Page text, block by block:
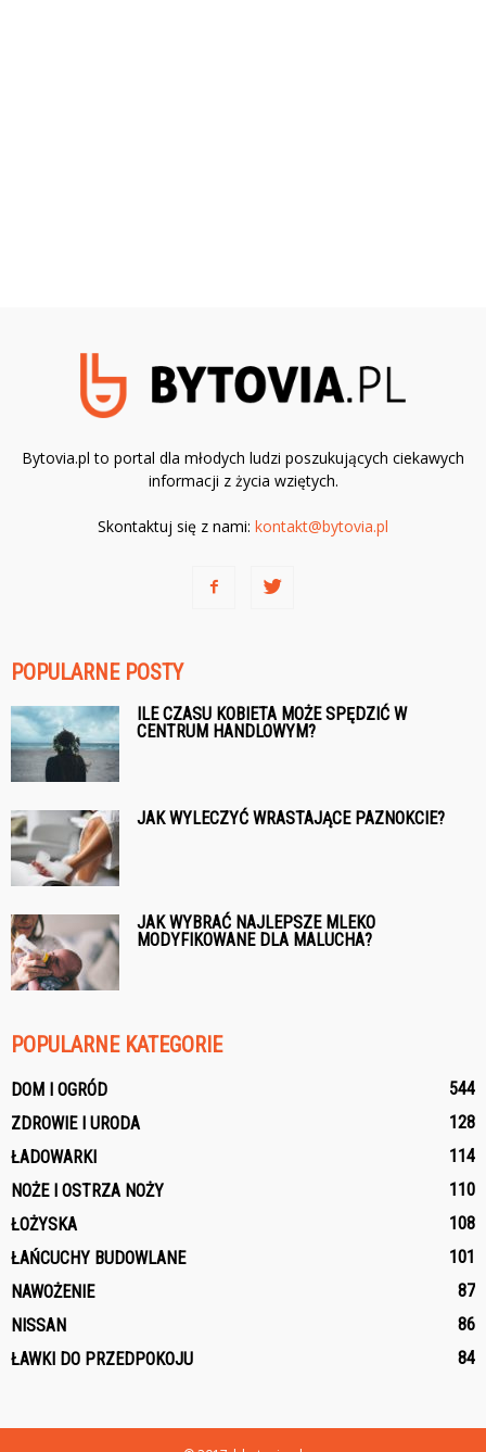
Bytovia.pl to portal dla młodych ludzi poszukujących ciekawych
informacji z życia wziętych.
Skontaktuj się z nami: kontakt@bytovia.pl
POPULARNE POSTY
ILE CZASU KOBIETA MOŻE SPĘDZIĆ W
CENTRUM HANDLOWYM?
JAK WYLECZYĆ WRASTAJĄCE PAZNOKCIE?
JAK WYBRAĆ NAJLEPSZE MLEKO
MODYFIKOWANE DLA MALUCHA?
POPULARNE KATEGORIE
DOM I OGRÓD
544
ZDROWIE I URODA
128
ŁADOWARKI
114
NOŻE I OSTRZA NOŻY
110
ŁOŻYSKA
108
ŁAŃCUCHY BUDOWLANE
101
NAWOŻENIE
87
NISSAN
86
ŁAWKI DO PRZEDPOKOJU
84